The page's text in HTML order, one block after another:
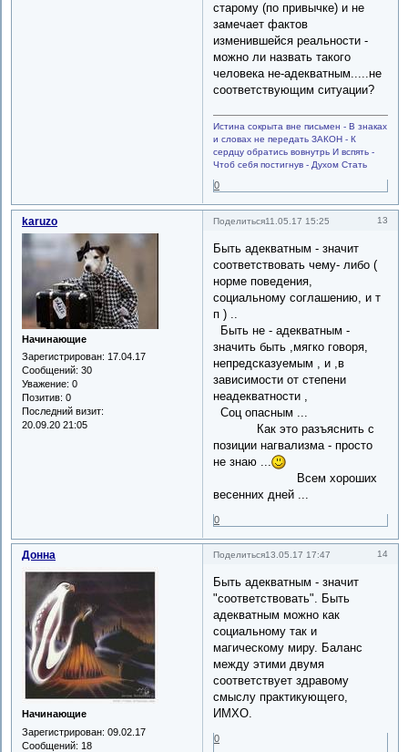
старому (по привычке) и не
замечает фактов
изменившейся реальности -
можно ли назвать такого
человека не-адекватным.....не
соответствующим ситуации?
Истина сокрыта вне письмен - В знаках
и словах не передать ЗАКОН - К
сердцу обратись вовнутрь И вспять -
Чтоб себя постигнув - Духом Стать
0
Поделиться 13
11.05.17 15:25
karuzo
Начинающие
Зарегистрирован: 17.04.17
Сообщений: 30
Уважение: 0
Позитив: 0
Последний визит:
20.09.20 21:05
Быть адекватным - значит
соответствовать чему- либо (
норме поведения,
социальному соглашению, и т
п ) ..
Быть не - адекватным -
значить быть ,мягко говоря,
непредсказуемым , и ,в
зависимости от степени
неадекватности ,
Соц опасным ...
Как это разъяснить с
позиции нагвализма - просто
не знаю ...
Всем хороших
весенних дней ...
0
Поделиться 14
13.05.17 17:47
Донна
Начинающие
Зарегистрирован: 09.02.17
Сообщений: 18
Быть адекватным - значит
"соответствовать". Быть
адекватным можно как
социальному так и
магическому миру. Баланс
между этими двумя
соответствует здравому
смыслу практикующего,
ИМХО.
0